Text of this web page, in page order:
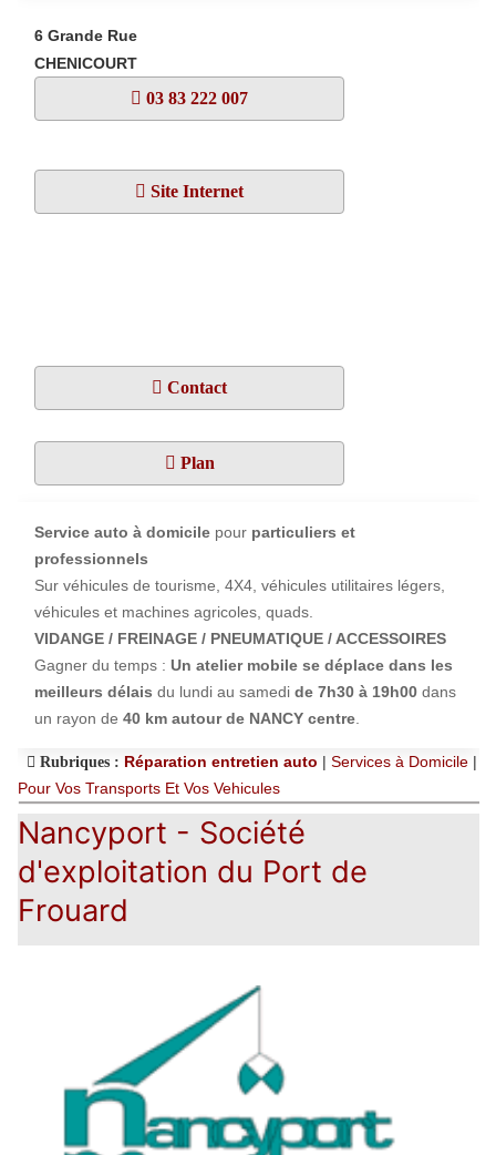
6 Grande Rue
CHENICOURT
03 83 222 007
Site Internet
Contact
Plan
Service auto à domicile pour particuliers et
professionnels
Sur véhicules de tourisme, 4X4, véhicules utilitaires légers,
véhicules et machines agricoles, quads.
VIDANGE / FREINAGE / PNEUMATIQUE / ACCESSOIRES
Gagner du temps : Un atelier mobile se déplace dans les
meilleurs délais du lundi au samedi de 7h30 à 19h00 dans
un rayon de 40 km autour de NANCY centre.
Rubriques : Réparation entretien auto | Services à Domicile |
Pour Vos Transports Et Vos Vehicules
Nancyport - Société
d'exploitation du Port de
Frouard